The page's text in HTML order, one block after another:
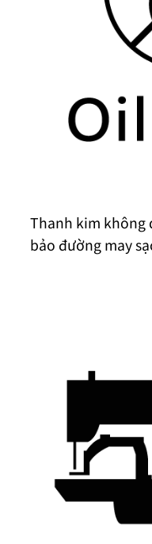
Thanh kim không
bảo đường may